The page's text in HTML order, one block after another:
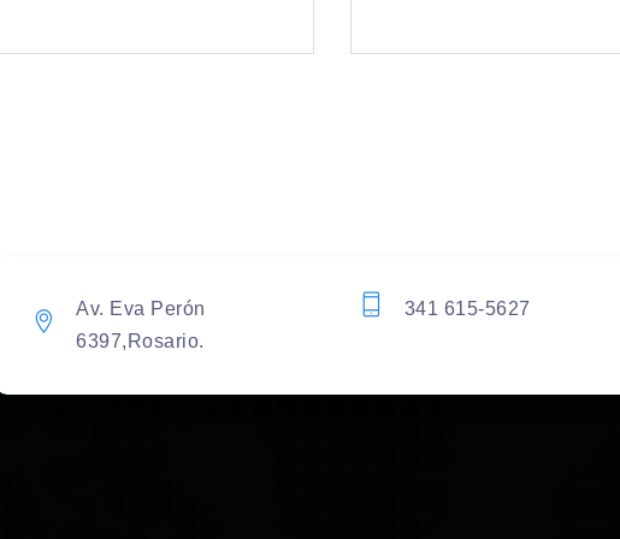
Av. Eva Perón
6397,Rosario.
341 615-5627